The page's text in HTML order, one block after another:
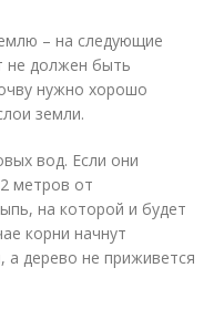
– на следующие
не должен быть
нужно хорошо
земли.
вод. Если они
метров от
на которой и будет
корни начнут
а дерево не приживется